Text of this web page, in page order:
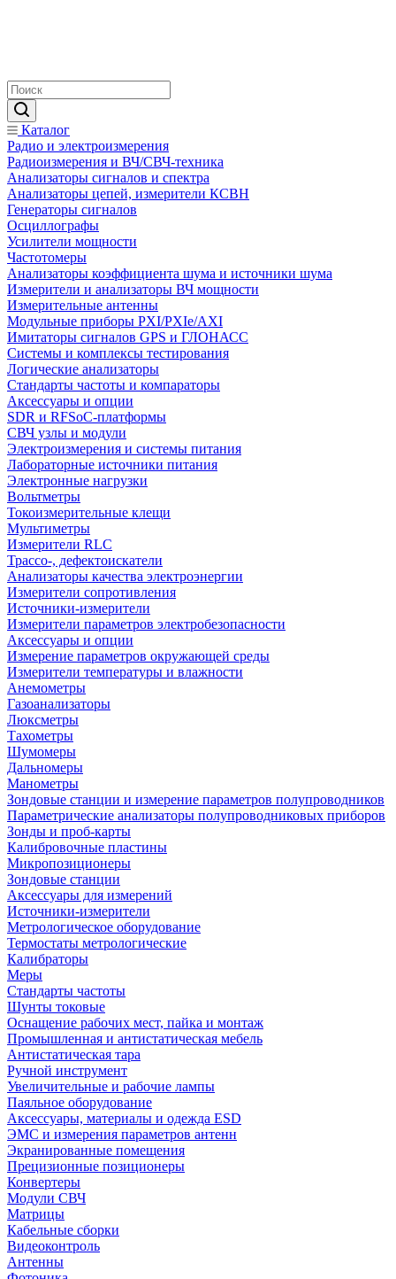
Каталог
Радио и электроизмерения
Радиоизмерения и ВЧ/СВЧ-техника
Анализаторы сигналов и спектра
Анализаторы цепей, измерители КСВН
Генераторы сигналов
Осциллографы
Усилители мощности
Частотомеры
Анализаторы коэффициента шума и источники шума
Измерители и анализаторы ВЧ мощности
Измерительные антенны
Модульные приборы PXI/PXIe/AXI
Имитаторы сигналов GPS и ГЛОНАСС
Системы и комплексы тестирования
Логические анализаторы
Стандарты частоты и компараторы
Аксессуары и опции
SDR и RFSoC‑платформы
СВЧ узлы и модули
Электроизмерения и системы питания
Лабораторные источники питания
Электронные нагрузки
Вольтметры
Токоизмерительные клещи
Мультиметры
Измерители RLC
Трассо-, дефектоискатели
Анализаторы качества электроэнергии
Измерители сопротивления
Источники-измерители
Измерители параметров электробезопасности
Аксессуары и опции
Измерение параметров окружающей среды
Измерители температуры и влажности
Анемометры
Газоанализаторы
Люксметры
Тахометры
Шумомеры
Дальномеры
Манометры
Зондовые станции и измерение параметров полупроводников
Параметрические анализаторы полупроводниковых приборов
Зонды и проб-карты
Калибровочные пластины
Микропозиционеры
Зондовые станции
Аксессуары для измерений
Источники-измерители
Метрологическое оборудование
Термостаты метрологические
Калибраторы
Меры
Стандарты частоты
Шунты токовые
Оснащение рабочих мест, пайка и монтаж
Промышленная и антистатическая мебель
Антистатическая тара
Ручной инструмент
Увеличительные и рабочие лампы
Паяльное оборудование
Аксессуары, материалы и одежда ESD
ЭМС и измерения параметров антенн
Экранированные помещения
Прецизионные позиционеры
Конвертеры
Модули СВЧ
Матрицы
Кабельные сборки
Видеоконтроль
Антенны